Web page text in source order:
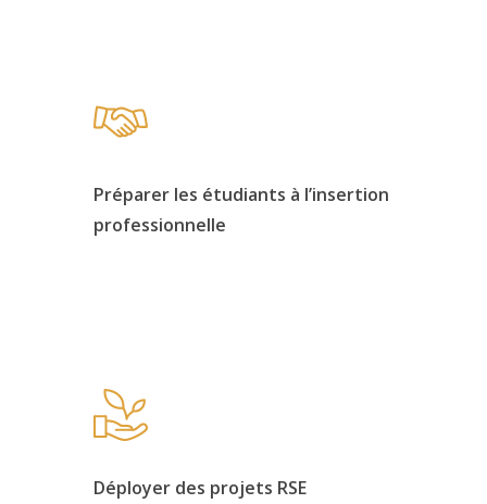
Préparer les étudiants à l’insertion
professionnelle
Déployer des projets RSE